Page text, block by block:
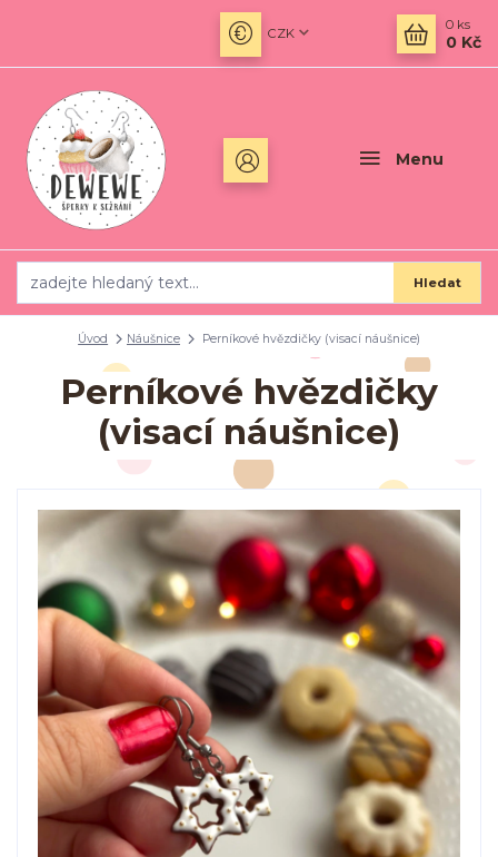
Menu
CZK
Hledat
0 ks
0 Kč
Úvod Náušnice Perníkové hvězdičky (visací náušnice)
Perníkové hvězdičky
(visací náušnice)